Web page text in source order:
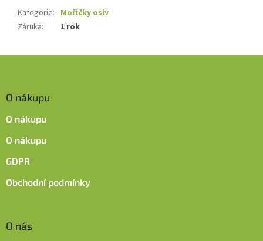
Kategorie: Mořičky osiv
Záruka: 1 rok
O nákupu
O nákupu
O nákupu
GDPR
Obchodní podmínky
O nás